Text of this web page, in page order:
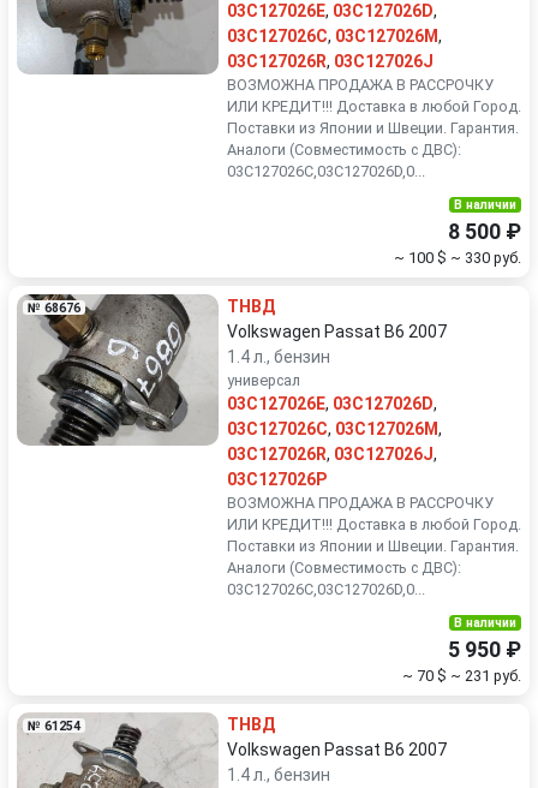
03C127026E, 03C127026D,
03C127026C, 03C127026M,
03C127026R, 03C127026J
ВОЗМОЖНА ПРОДАЖА В РАССРОЧКУ
ИЛИ КРЕДИТ!!! Доставка в любой Город.
Поставки из Японии и Швеции. Гарантия.
Аналоги (Совместимость с ДВС):
03C127026C,03C127026D,0...
В наличии
8 500 ₽
~ 100 $ ~ 330 руб.
№ 68676
ТНВД
Volkswagen Passat B6 2007
1.4 л., бензин
универсал
03C127026E, 03C127026D,
03C127026C, 03C127026M,
03C127026R, 03C127026J,
03C127026P
ВОЗМОЖНА ПРОДАЖА В РАССРОЧКУ
ИЛИ КРЕДИТ!!! Доставка в любой Город.
Поставки из Японии и Швеции. Гарантия.
Аналоги (Совместимость с ДВС):
03C127026C,03C127026D,0...
В наличии
5 950 ₽
~ 70 $ ~ 231 руб.
№ 61254
ТНВД
Volkswagen Passat B6 2007
1.4 л., бензин